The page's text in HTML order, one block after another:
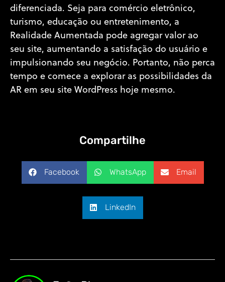
diferenciada. Seja para comércio eletrônico,
turismo, educação ou entretenimento, a
Realidade Aumentada pode agregar valor ao
seu site, aumentando a satisfação do usuário e
impulsionando seu negócio. Portanto, não perca
tempo e comece a explorar as possibilidades da
AR em seu site WordPress hoje mesmo.
Compartilhe
Facebook WhatsApp Email
LinkedIn